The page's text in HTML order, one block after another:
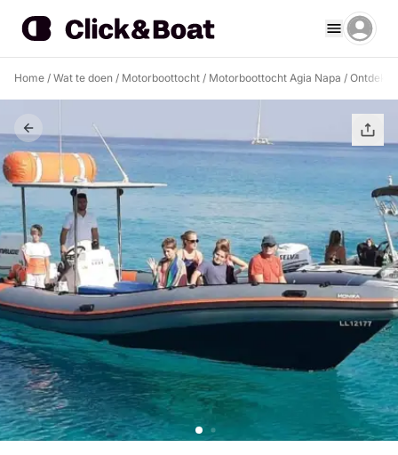
Home / Wat te doen / Motorboottocht / Motorboottocht Agia Napa / Ontdek